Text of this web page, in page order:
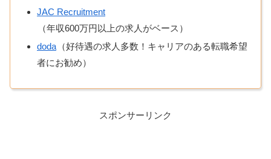
JAC Recruitment
（年収600万円以上の求人がベース）
doda （好待遇の求人多数！キャリアのある転職希望
者にお勧め）
スポンサーリンク